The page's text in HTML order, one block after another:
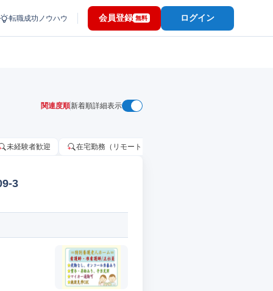
転職成功ノウハウ 会員登録 無料 ログイン
関連度順新着順詳細表示
未経験者歓迎 在宅勤務（リモートワーク）OK
3